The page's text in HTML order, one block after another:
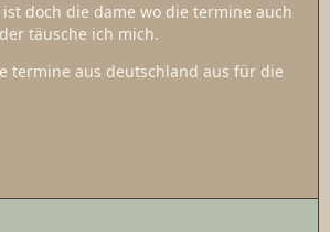
doch die dame wo die termine auch
täusche ich mich.
termine aus deutschland aus für die